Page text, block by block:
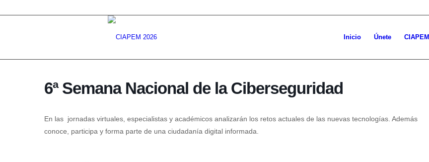
Inicio Únete CIAPEM
6ª Semana Nacional de la Ciberseguridad
En las jornadas virtuales, especialistas y académicos analizarán los retos actuales de las nuevas tecnologías. Además
conoce, participa y forma parte de una ciudadanía digital informada.